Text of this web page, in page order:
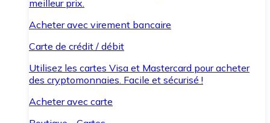
meilleur prix.
Acheter avec virement bancaire
Carte de crédit / débit
Utilisez les cartes Visa et Mastercard pour acheter
des cryptomonnaies. Facile et sécurisé !
Acheter avec carte